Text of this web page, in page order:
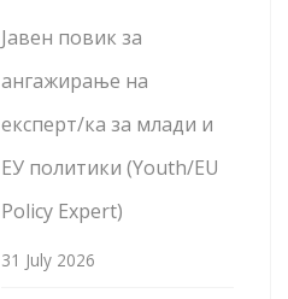
Јавен повик за
ангажирање на
експерт/ка за млади и
ЕУ политики (Youth/EU
Policy Expert)
31 July 2026